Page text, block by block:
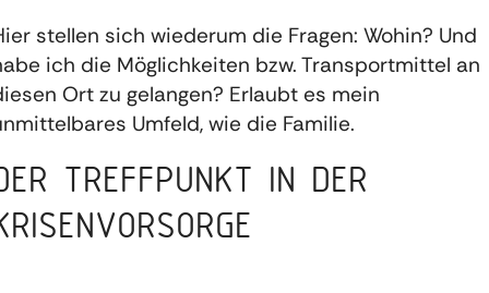
stellen sich wiederum die Fragen: Wohin? Und
ich die Möglichkeiten bzw. Transportmittel an
Ort zu gelangen? Erlaubt es mein
Umfeld, wie die Familie.
TREFFPUNKT IN DER